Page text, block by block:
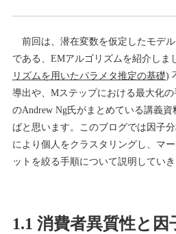
前回は、潜在変数を仮定したモデ
である、EMアルゴリズムを紹介しま
リズムを用いたパラメタ推定の基礎)
導出や、Mステップにおける最大化
のAndrew Ng氏がまとめている講義
ばと思います。このブログでは因子
により個人をクラスタリングし、マ
ットを絞る手順について説明していき
1.1 消費者異質性と